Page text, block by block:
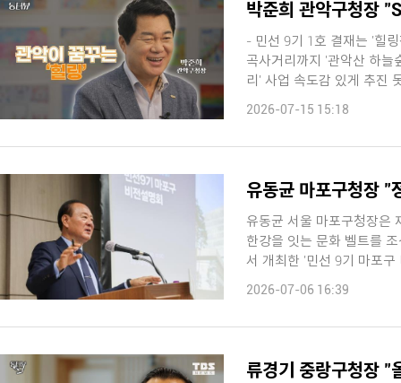
- 민선 9기 1호 결재는 '힐
곡사거리까지 '관악산 하늘
리' 사업 속도감 있게 추진
2026-07-15 15:18
유동균 마포구청장 "
유동균 서울 마포구청장은
한강을 잇는 문화 벨트를 조성하겠다고 밝
서 개최한 '민선 9기 마포
2026-07-06 16:39